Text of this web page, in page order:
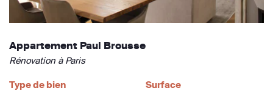
Appartement Paul Brousse
Rénovation à Paris
Type de bien
Surface